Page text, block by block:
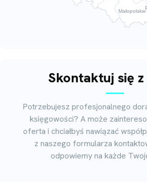
Małopolskie
Skontaktuj się z
Potrzebujesz profesjonalnego
księgowości? A może
oferta i chciałbyś nawiązać
z naszego formularza
odpowiemy na każde